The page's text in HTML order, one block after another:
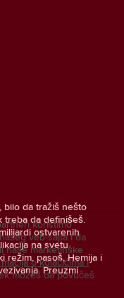
bilo da tražiš nešto
da definišeš.
ostvarenih
na svetu.
režim, pasoš, Hemija i
Preuzmi
koristimo
veb-sajta i da
naše marketinške
o kolačićima i
možeš da povučeš